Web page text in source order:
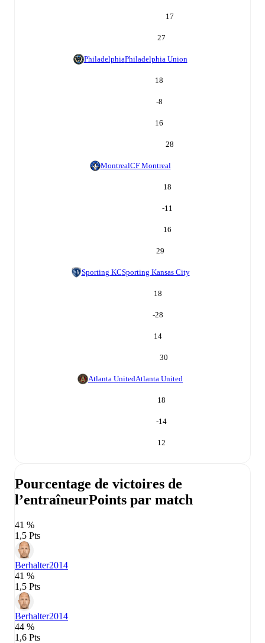
17
27
PhiladelphiaPhiladelphia Union
18
-8
16
28
MontrealCF Montreal
18
-11
16
29
Sporting KCSporting Kansas City
18
-28
14
30
Atlanta UnitedAtlanta United
18
-14
12
Pourcentage de victoires de
l’entraîneurPoints par match
41 %
1,5 Pts
Berhalter2014
41 %
1,5 Pts
Berhalter2014
44 %
1,6 Pts